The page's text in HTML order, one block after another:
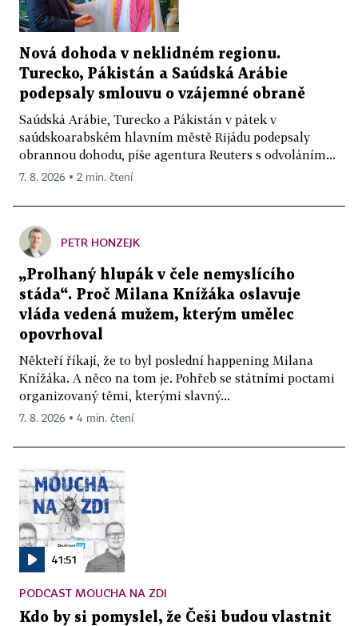
Nová dohoda v neklidném regionu.
Turecko, Pákistán a Saúdská Arábie
podepsaly smlouvu o vzájemné obraně
Saúdská Arábie, Turecko a Pákistán v pátek v
saúdskoarabském hlavním městě Rijádu podepsaly
obrannou dohodu, píše agentura Reuters s odvoláním...
7. 8. 2026 ▪ 2 min. čtení
PETR HONZEJK
„Prolhaný hlupák v čele nemyslícího
stáda“. Proč Milana Knížáka oslavuje
vláda vedená mužem, kterým umělec
opovrhoval
Někteří říkají, že to byl poslední happening Milana
Knížáka. A něco na tom je. Pohřeb se státními poctami
organizovaný těmi, kterými slavný...
7. 8. 2026 ▪ 4 min. čtení
41:51
PODCAST MOUCHA NA ZDI
Kdo by si pomyslel, že Češi budou vlastnit